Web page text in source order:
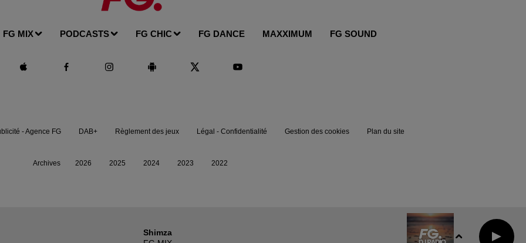
FG MIX PODCASTS FG CHIC FG DANCE MAXXIMUM FG SOUND
Shimza
- Agence FG DAB+ Règlement des jeux Légal - Confidentialité Gestion des cookies Plan du site
Archives 2026 2025 2024 2023 2022